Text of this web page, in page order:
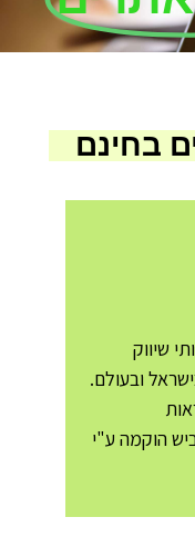
בחינם
שיווק
הוקמה ע"י